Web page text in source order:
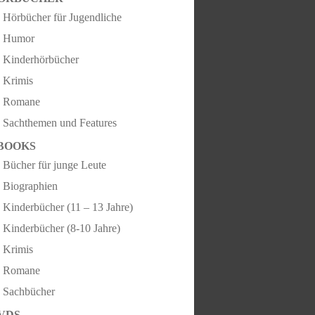
Hörbücher für Jugendliche
Humor
Kinderhörbücher
Krimis
Romane
Sachthemen und Features
Bücher für junge Leute
Biographien
Kinderbücher (11 – 13 Jahre)
Kinderbücher (8-10 Jahre)
Krimis
Romane
Sachbücher